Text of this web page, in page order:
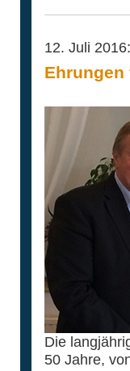
12. Juli 2016:
Die
50 Jahre,